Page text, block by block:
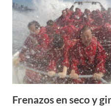
Frenazos en seco y